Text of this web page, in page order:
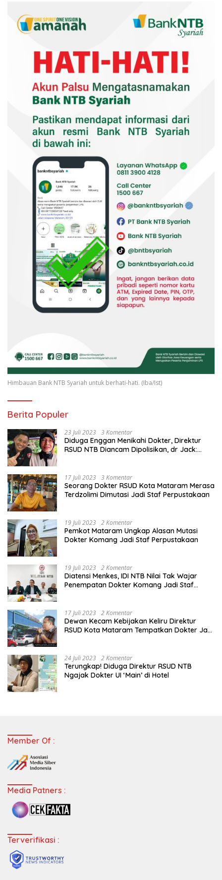
Himbauan Bank NTB Syariah untuk berhati-hati. (Iba/Ist)
Berita Populer
23 Juli 2023 3 Komentar
Diduga Enggan Menikahi Dokter, Direktur
RSUD NTB Diancam Dipolisikan, dr Jack:
17 Juli 2023 3 Komentar
Seorang Dokter RSUD Kota Mataram Merasa
Terdzolimi Dimutasi Jadi Staf Perpustakaan
19 Juli 2023 2 Komentar
Pemkot Mataram Ungkap Alasan Mutasi
Dokter Komang Jadi Staf Perpustakaan
19 Juli 2023 2 Komentar
Diatensi Menkes, IDI NTB Nilai Tak Wajar
Penempatan Dokter Komang Jadi Staf
17 Juli 2023 2 Komentar
Dewan Kecam Kebijakan Keliru Direktur
RSUD Kota Mataram Tempatkan Dokter Jadi
24 Juli 2023 2 Komentar
Terungkap! Diduga Direktur RSUD NTB
Ngajak Dokter UI ‘Main’ di Hotel
Member Of :
Media Patners :
Terverifikasi :